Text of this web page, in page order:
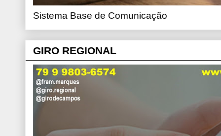
Sistema Base de Comunicação
GIRO REGIONAL